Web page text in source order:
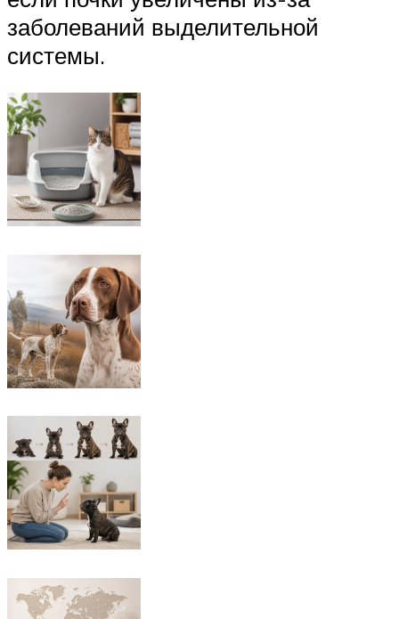
заболеваний выделительной
системы.